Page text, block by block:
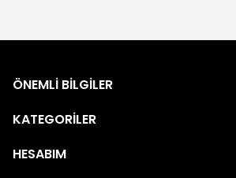
ÖNEMLİ BİLGİLER
KATEGORİLER
HESABIM